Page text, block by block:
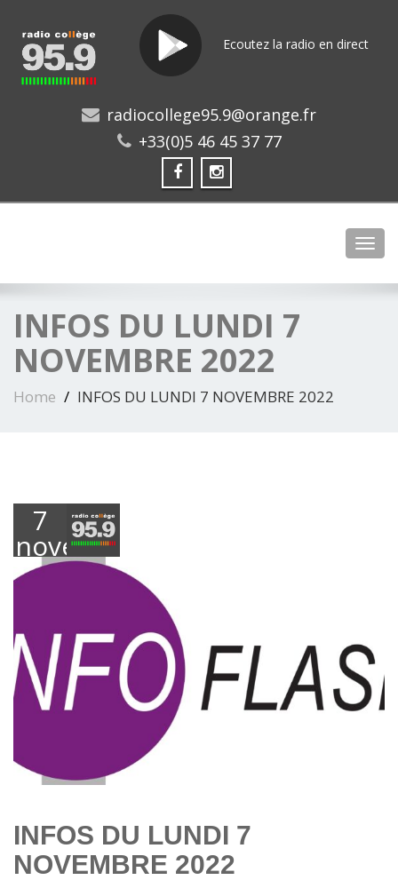
Ecoutez la radio en direct
radiocollege95.9@orange.fr
+33(0)5 46 45 37 77
INFOS DU LUNDI 7
NOVEMBRE 2022
Home INFOS DU LUNDI 7 NOVEMBRE 2022
7
novembre
2022
INFOS DU LUNDI 7
NOVEMBRE 2022